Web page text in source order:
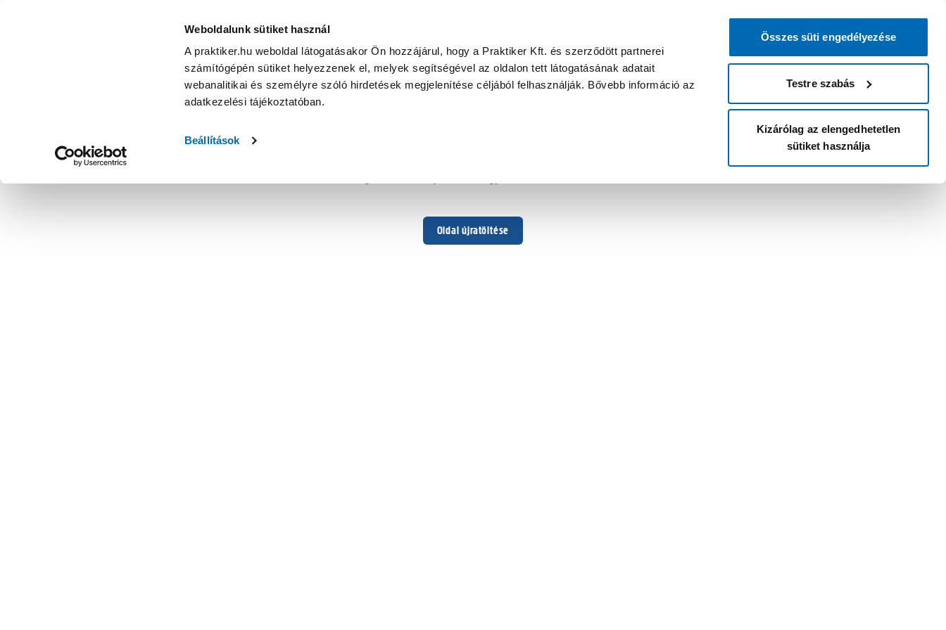
Weboldalunk sütiket használ
A praktiker.hu weboldal látogatásakor Ön hozzájárul, hogy a Praktiker Kft. és szerződött partnerei
számítógépén sütiket helyezzenek el, melyek segítségével az oldalon tett látogatásának adatait
webanalitikai és személyre szóló hirdetések megjelenítése céljából felhasználják. Bővebb információ az
adatkezelési tájékoztatóban.
Beállítások
Összes süti engedélyezése
Testre szabás
Kizárólag az elengedhetetlen
sütiket használja
Oldal újratöltése